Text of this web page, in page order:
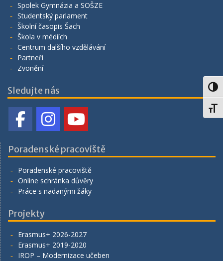
Spolek Gymnázia a SOŠZE
Studentský parlament
Školní časopis Šach
Škola v médiích
Centrum dalšího vzdělávání
Partneři
Zvonění
Sledujte nás
Poradenské pracoviště
Poradenské pracoviště
Online schránka důvěry
Práce s nadanými žáky
Projekty
Erasmus+ 2026-2027
Erasmus+ 2019-2020
IROP – Modernizace učeben